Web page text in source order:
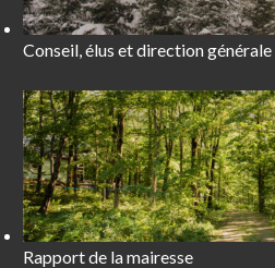
Conseil, élus et direction générale
Rapport de la mairesse